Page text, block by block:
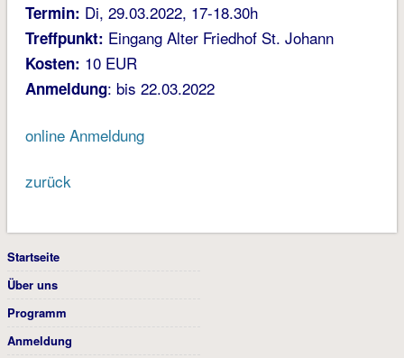
Termin: Di, 29.03.2022, 17-18.30h
Treffpunkt: Eingang Alter Friedhof St. Johann
Kosten: 10 EUR
Anmeldung: bis 22.03.2022
online Anmeldung
zurück
Startseite
Über uns
Programm
Anmeldung